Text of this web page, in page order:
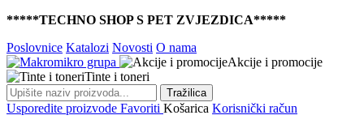
*****TECHNO SHOP S PET ZVJEZDICA*****
Poslovnice Katalozi Novosti O nama
Akcije i promocije
Tinte i toneri
Tražilica
Usporedite proizvode Favoriti Košarica Korisnički račun